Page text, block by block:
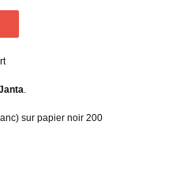
.
sur papier noir 200